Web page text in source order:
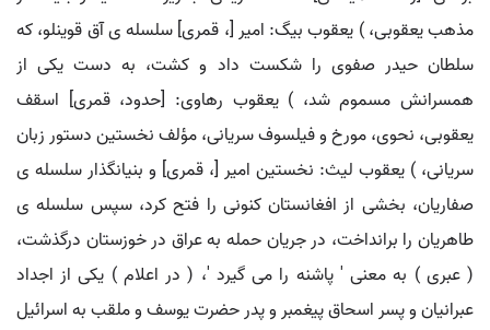
مذهب یعقوبی، ) یعقوب بیگ: امیر [، قمری] سلسله ی آق قوینلو، که
سلطان حیدر صفوی را شکست داد و کشت، به دست یکی از
همسرانش مسموم شد، ) یعقوب رهاوی: [حدود، قمری] اسقف
یعقوبی، نحوی، مورخ و فیلسوف سریانی، مؤلف نخستین دستور زبان
سریانی، ) یعقوب لیث: نخستین امیر [، قمری] و بنیانگذار سلسله ی
صفاریان، بخشی از افغانستان کنونی را فتح کرد، سپس سلسله ی
طاهریان را برانداخت، در جریان حمله به عراق در خوزستان درگذشت،
( عبری ) به معنی ' پاشنه را می گیرد '، ( در اعلام ) یکی از اجداد
عبرانیان و پسر اسحاق پیغمبر و پدر حضرت یوسف و ملقب به اسرائیل